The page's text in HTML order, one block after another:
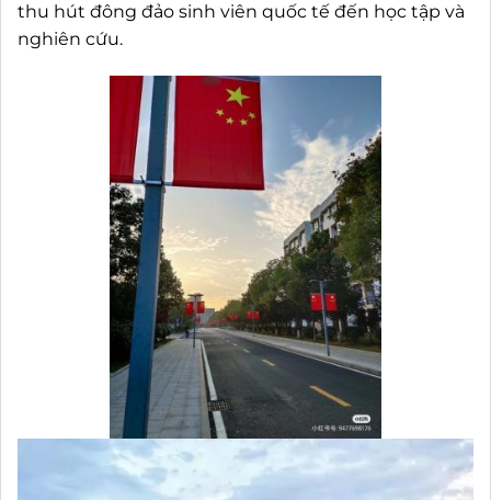
thu hút đông đảo sinh viên quốc tế đến học tập và
nghiên cứu.